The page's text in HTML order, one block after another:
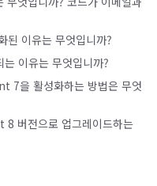
된 이유는 무엇입니까?
이유는 무엇입니까?
7을 활성화하는 방법은 무엇
버전으로 업그레이드하는